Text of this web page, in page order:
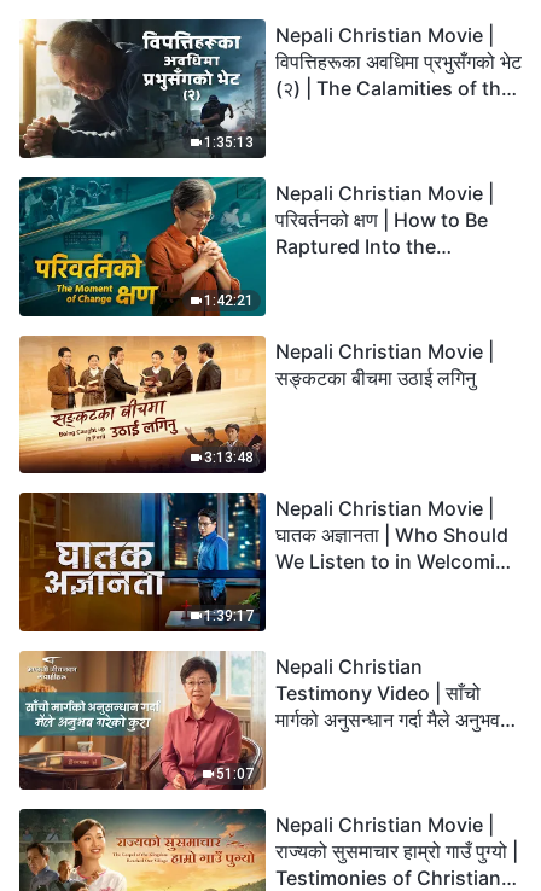
1:35:13
Nepali Christian Movie |
विपत्तिहरूका अवधिमा प्रभुसँगको भेट
(२) | The Calamities of the
1:42:21
Nepali Christian Movie |
परिवर्तनको क्षण | How to Be
Raptured Into the
3:13:48
Nepali Christian Movie |
सङ्कटका बीचमा उठाई लगिनु
1:39:17
Nepali Christian Movie |
घातक अज्ञानता | Who Should
We Listen to in Welcoming
51:07
Nepali Christian
Testimony Video | साँचो
मार्गको अनुसन्धान गर्दा मैले अनुभव
Nepali Christian Movie |
राज्यको सुसमाचार हाम्रो गाउँ पुग्यो |
Testimonies of Christians